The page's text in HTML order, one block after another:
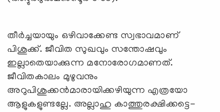
തീര്‍ച്ചയായും ഒഴിവാക്കേണ്ട സ്വഭാവമാണ്
പിശുക്ക്. ജീവിത സുഖവും സന്തോഷവും
ഇല്ലാതെയാക്കുന്ന മനോരോഗമാണത്.
ജീവിതകാലം മുഴുവനും
അറുപിശുക്കന്‍മാരായിക്കഴിയുന്ന എത്രയോ
ആളുകളുണ്ടല്ലേ. അല്ലാഹു കാത്തുരക്ഷിക്കട്ടെ-